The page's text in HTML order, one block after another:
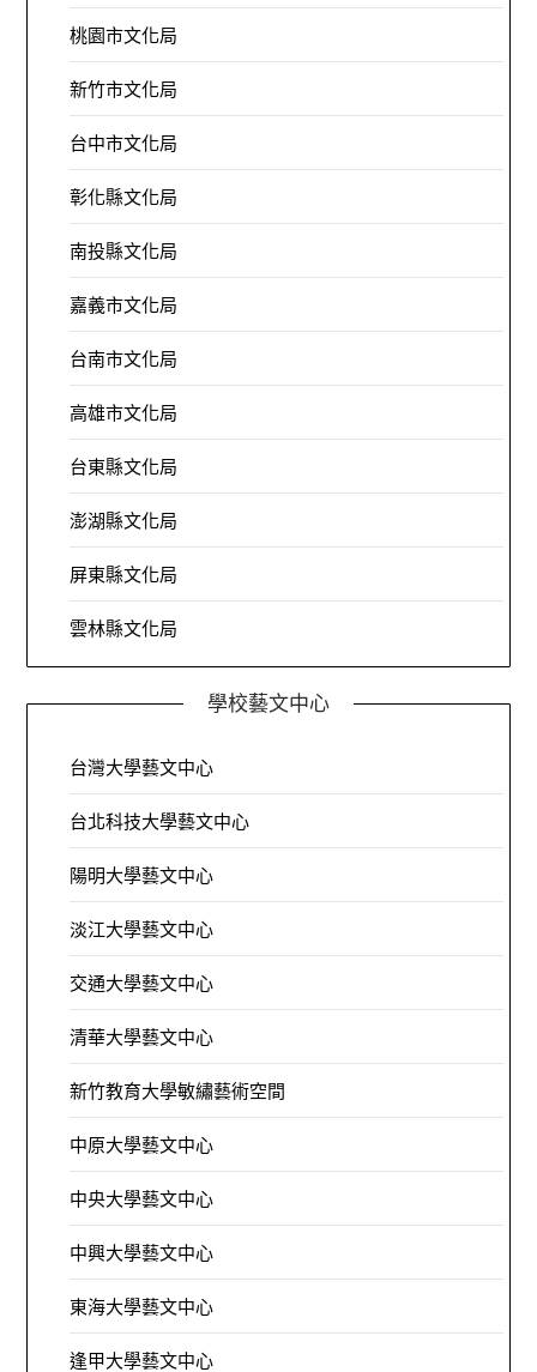
桃園市文化局
新竹市文化局
台中市文化局
彰化縣文化局
南投縣文化局
嘉義市文化局
台南市文化局
高雄市文化局
台東縣文化局
澎湖縣文化局
屏東縣文化局
雲林縣文化局
學校藝文中心
台灣大學藝文中心
台北科技大學藝文中心
陽明大學藝文中心
淡江大學藝文中心
交通大學藝文中心
清華大學藝文中心
新竹教育大學敏繡藝術空間
中原大學藝文中心
中央大學藝文中心
中興大學藝文中心
東海大學藝文中心
逢甲大學藝文中心